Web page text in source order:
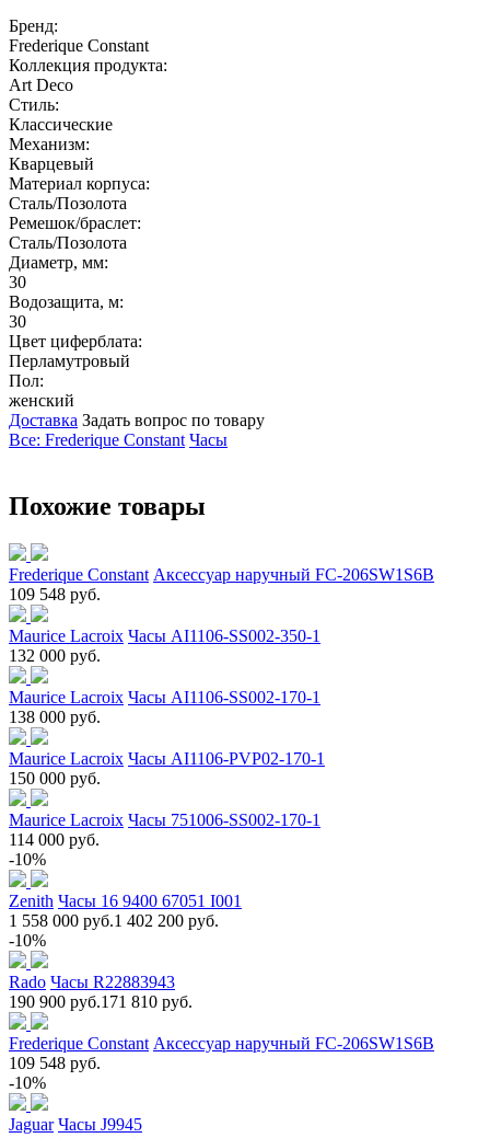
Бренд:
Frederique Constant
Коллекция продукта:
Art Deco
Стиль:
Классические
Механизм:
Кварцевый
Материал корпуса:
Сталь/Позолота
Ремешок/браслет:
Сталь/Позолота
Диаметр, мм:
30
Водозащита, м:
30
Цвет циферблата:
Перламутровый
Пол:
женский
Доставка Задать вопрос по товару
Все: Frederique Constant Часы
Похожие товары
Frederique Constant Аксессуар наручный FC-206SW1S6B
109 548 руб.
Maurice Lacroix Часы AI1106-SS002-350-1
132 000 руб.
Maurice Lacroix Часы AI1106-SS002-170-1
138 000 руб.
Maurice Lacroix Часы AI1106-PVP02-170-1
150 000 руб.
Maurice Lacroix Часы 751006-SS002-170-1
114 000 руб.
-10%
Zenith Часы 16 9400 67051 I001
1 558 000 руб.1 402 200 руб.
-10%
Rado Часы R22883943
190 900 руб.171 810 руб.
Frederique Constant Аксессуар наручный FC-206SW1S6B
109 548 руб.
-10%
Jaguar Часы J9945